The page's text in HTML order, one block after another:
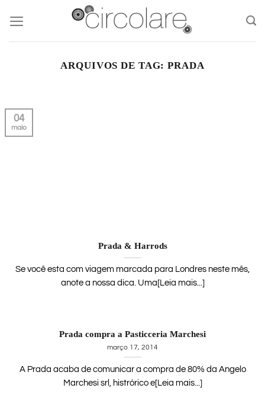
content
ARQUIVOS DE TAG:PRADA
Prada & Harrods
Se você esta com viagem marcada para Londres neste mês,
anote a nossa dica. Uma[Leia mais...]
04
maio
Prada compra a Pasticceria Marchesi
março 17, 2014
A Prada acaba de comunicar a compra de 80% da Angelo
Marchesi srl, histrórico e[Leia mais...]